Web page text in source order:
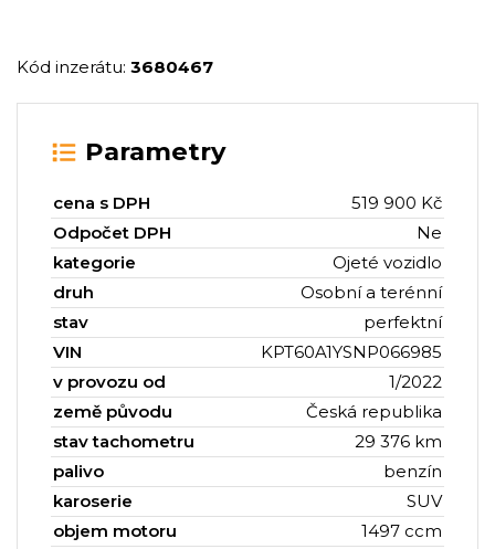
Kód inzerátu: 3680467
Parametry
cena s DPH
519 900 Kč
Odpočet DPH
Ne
kategorie
Ojeté vozidlo
druh
Osobní a terénní
stav
perfektní
VIN
KPT60A1YSNP066985
v provozu od
1/2022
země původu
Česká republika
stav tachometru
29 376 km
palivo
benzín
karoserie
SUV
objem motoru
1497 ccm